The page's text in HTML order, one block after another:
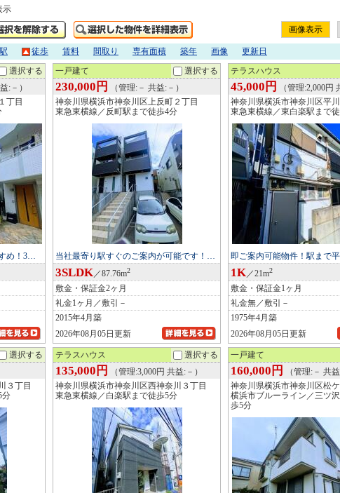
示
画像表示
徒歩 賃料 間取り 専有面積 築年 画像 更新日
選択する
:－）
丁目
め！3…
一戸建て 選択する
230,000円
（管理:－ 共益:－）
神奈川県横浜市神奈川区上反町２丁目
東急東横線／反町駅まで徒歩4分
当社最寄り駅すぐのご案内が可能です！…
3SLDK／87.76m2
敷金・保証金2ヶ月
礼金1ヶ月／敷引－
2015年4月築
2026年08月05日更新
テラスハウス
45,000円
（管理:2,000円
神奈川県横浜市神奈川区平
東急東横線／東白楽駅まで
即ご案内可能物件！駅まで
1K／21m2
敷金・保証金1ヶ月
礼金無／敷引－
1975年4月築
2026年08月05日更新
選択する
３丁目
分
テラスハウス 選択する
135,000円
（管理:3,000円 共益:－）
神奈川県横浜市神奈川区西神奈川３丁目
東急東横線／白楽駅まで徒歩5分
一戸建て
160,000円
（管理:－ 共益
神奈川県横浜市神奈川区松
横浜市ブルーライン／三ツ
歩5分